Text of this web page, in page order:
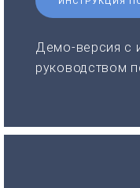
Демо-версия с
руководством